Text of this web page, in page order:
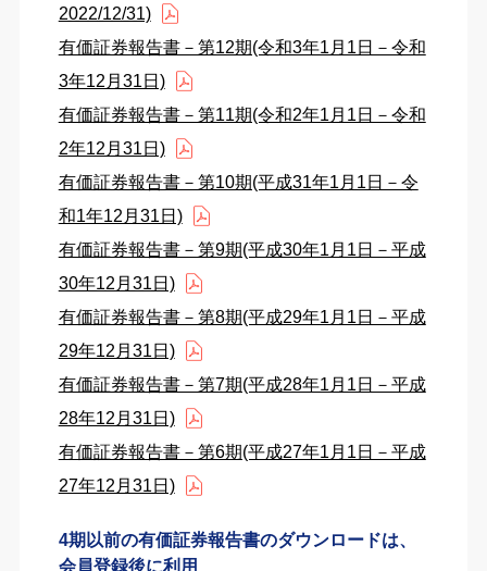
2022/12/31)
有価証券報告書－第12期(令和3年1月1日－令和
3年12月31日)
有価証券報告書－第11期(令和2年1月1日－令和
2年12月31日)
有価証券報告書－第10期(平成31年1月1日－令
和1年12月31日)
有価証券報告書－第9期(平成30年1月1日－平成
30年12月31日)
有価証券報告書－第8期(平成29年1月1日－平成
29年12月31日)
有価証券報告書－第7期(平成28年1月1日－平成
28年12月31日)
有価証券報告書－第6期(平成27年1月1日－平成
27年12月31日)
4期以前の有価証券報告書のダウンロードは、
会員登録後に利用